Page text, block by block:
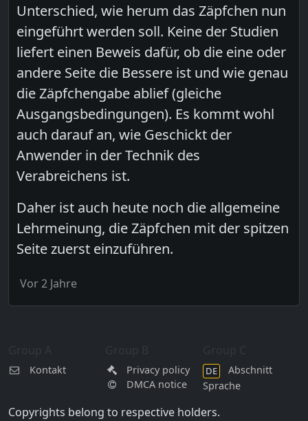
Unterschied, wie herum das Zäpfchen nun
eingeführt werden soll. Keine der Studien
liefert einen Beweis dafür, ob die eine oder
andere Seite die Bessere ist und wie genau
die Zäpfchengabe ablief (gleiche
Ausgangsbedingungen). Es kommt wohl
auch darauf an, wie Geschickt der
Anwender in der Technik des
Verabreichens ist.
Daher ist auch heute noch die allgemeine
Lehrmeinung, die Zäpfchen mit der spitzen
Seite zuerst einzuführen.
Vor 2 Jahre
Kontakt
Privacy policy
DMCA notice
DE
Abschnitt
Sprache
Copyrights belong to respective holders.